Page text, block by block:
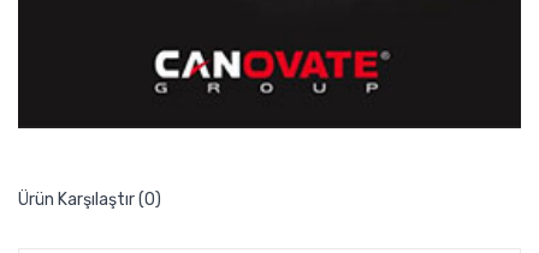
Ürün Karşılaştır (0)